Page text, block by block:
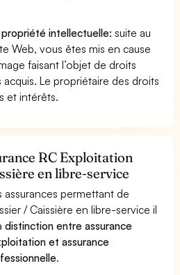
intellectuelle: suite au
Web, vous êtes mis en cause
faisant l’objet de droits
acquis. Le propriétaire des droits
et intérêts.
RC Exploitation
en libre-service
permettant de
/ Caissière en libre-service il
distinction entre assurance
et assurance
.